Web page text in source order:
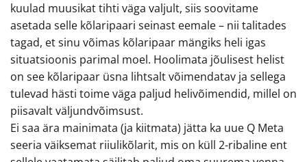
kuulad muusikat tihti väga valjult, siis soovitame
asetada selle kõlaripaari seinast eemale – nii talitades
tagad, et sinu võimas kõlaripaar mängiks heli igas
situatsioonis parimal moel. Hoolimata jõulisest helist
on see kõlaripaar üsna lihtsalt võimendatav ja sellega
tulevad hästi toime väga paljud helivõimendid, millel on
piisavalt väljundvõimsust.
Ei saa ära mainimata (ja kiitmata) jätta ka uue Q Meta
seeria väiksemat riiulikõlarit, mis on küll 2-ribaline ent